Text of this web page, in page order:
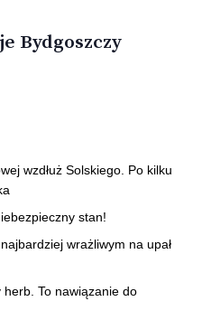
Bydgoszczy
wzdłuż Solskiego. Po kilku
stan!
wrażliwym na upał
To nawiązanie do